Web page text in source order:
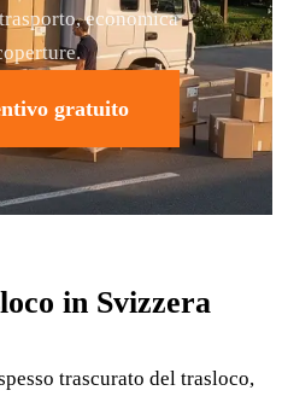
economica
gratuito
in Svizzera
trascurato del trasloco,